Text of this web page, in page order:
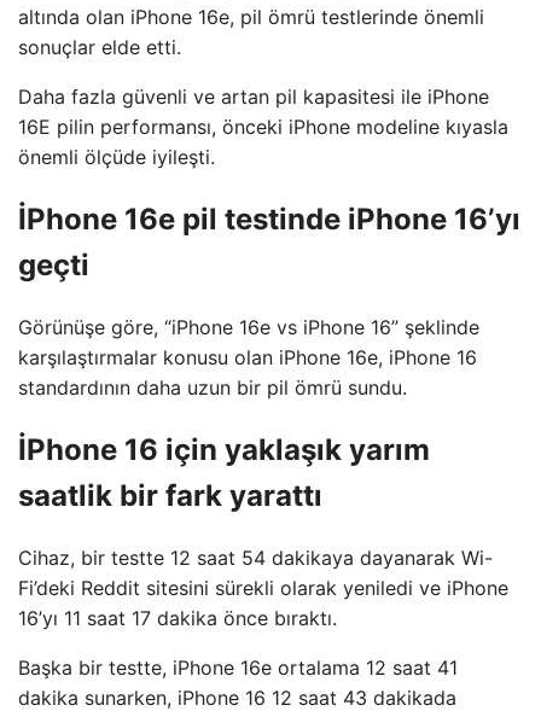
altında olan iPhone 16e, pil ömrü testlerinde önemli
sonuçlar elde etti.
Daha fazla güvenli ve artan pil kapasitesi ile iPhone
16E pilin performansı, önceki iPhone modeline kıyasla
önemli ölçüde iyileşti.
İPhone 16e pil testinde iPhone 16’yı
geçti
Görünüşe göre, “iPhone 16e vs iPhone 16” şeklinde
karşılaştırmalar konusu olan iPhone 16e, iPhone 16
standardının daha uzun bir pil ömrü sundu.
İPhone 16 için yaklaşık yarım
saatlik bir fark yarattı
Cihaz, bir testte 12 saat 54 dakikaya dayanarak Wi-
Fi’deki Reddit sitesini sürekli olarak yeniledi ve iPhone
16’yı 11 saat 17 dakika önce bıraktı.
Başka bir testte, iPhone 16e ortalama 12 saat 41
dakika sunarken, iPhone 16 12 saat 43 dakikada